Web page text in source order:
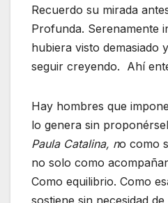
Recuerdo su mirada
Profunda. Serenamente
hubiera visto demasiado
seguir creyendo. Ahí
Hay hombres que
lo genera sin
Paula Catalina, no como
no solo como
Como equilibrio. Como
sostiene sin necesidad